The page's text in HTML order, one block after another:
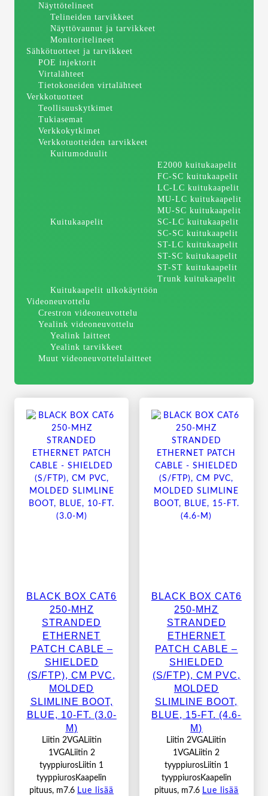
Näyttötelineet
Telineiden tarvikkeet
Näyttövaunut ja tarvikkeet
Monitoritelineet
Sähkötuotteet ja tarvikkeet
POE injektorit
Virtalähteet
Tietokoneiden virtalähteet
Verkkotuotteet
Teollisuuskytkimet
Tukiasemat
Verkkokytkimet
Verkkotuotteiden tarvikkeet
Kuitumoduulit
Kuitukaapelit
E2000 kuitukaapelit
FC-SC kuitukaapelit
LC-LC kuitukaapelit
MU-LC kuitukaapelit
MU-SC kuitukaapelit
SC-LC kuitukaapelit
SC-SC kuitukaapelit
ST-LC kuitukaapelit
ST-SC kuitukaapelit
ST-ST kuitukaapelit
Trunk kuitukaapelit
Kuitukaapelit ulkokäyttöön
Videoneuvottelu
Crestron videoneuvottelu
Yealink videoneuvottelu
Yealink laitteet
Yealink tarvikkeet
Muut videoneuvottelulaitteet
BLACK BOX CAT6
250-MHZ
STRANDED
ETHERNET
PATCH CABLE –
SHIELDED
(S/FTP), CM PVC,
MOLDED
SLIMLINE BOOT,
BLUE, 10-FT. (3.0-
M)
Liitin 2VGALiitin
1VGALiitin 2
tyyppiurosLiitin 1
tyyppiurosKaapelin
pituus, m7.6 Lue lisää
BLACK BOX CAT6
250-MHZ
STRANDED
ETHERNET
PATCH CABLE –
SHIELDED
(S/FTP), CM PVC,
MOLDED
SLIMLINE BOOT,
BLUE, 15-FT. (4.6-
M)
Liitin 2VGALiitin
1VGALiitin 2
tyyppiurosLiitin 1
tyyppiurosKaapelin
pituus, m7.6 Lue lisää